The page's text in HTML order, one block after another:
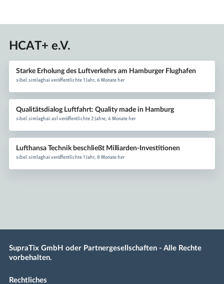
HCAT+ e.V.
Starke Erholung des Luftverkehrs am Hamburger Flughafen
sibel.simlaghai veröffentlichte 1 Jahr, 6 Monate her
Qualitätsdialog Luftfahrt: Quality made in Hamburg
sibel.simlaghai.asl veröffentlichte 2 Jahre, 4 Monate her
Lufthansa Technik beschließt Milliarden-Investitionen
sibel.simlaghai veröffentlichte 1 Jahr, 8 Monate her
SupraTix GmbH oder Partnergesellschaften - Alle Rechte
vorbehalten.
Rechtliches